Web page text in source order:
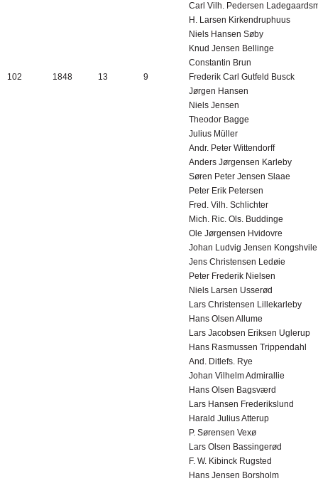
Carl Vilh. Pedersen
H. Larsen Kirkendruphuus
Niels Hansen Søby
Knud Jensen Bellinge
Constantin Brun
102
1848 13 9
Frederik Carl Gutfeld Busck
Jørgen Hansen
Niels Jensen
Theodor Bagge
Julius Müller
Andr. Peter Wittendorff
Anders Jørgensen Karleby
Søren Peter Jensen Slaae
Peter Erik Petersen
Fred. Vilh. Schlichter
Mich. Ric. Ols. Buddinge
Ole Jørgensen Hvidovre
Johan Ludvig Jensen Kongshvile
Jens Christensen Ledøie
Peter Frederik Nielsen
Niels Larsen Usserød
Lars Christensen Lillekarleby
Hans Olsen Allume
Lars Jacobsen Eriksen Uglerup
Hans Rasmussen Trippendahl
And. Ditlefs. Rye
Johan Vilhelm Admirallie
Hans Olsen Bagsværd
Lars Hansen Frederikslund
Harald Julius Atterup
P. Sørensen Vexø
Lars Olsen Bassingerød
F. W. Kibinck Rugsted
Hans Jensen Borsholm